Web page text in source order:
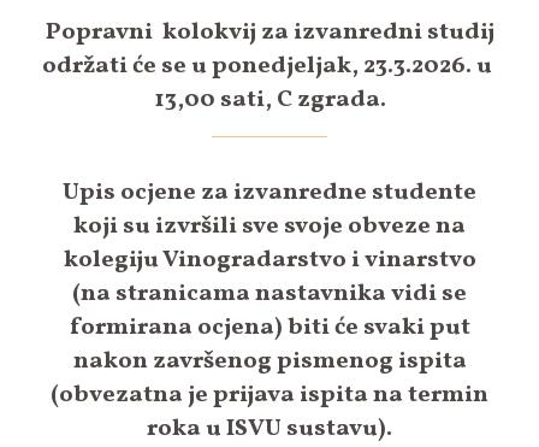
Popravni kolokvij za izvanredni studij
održati će se u ponedjeljak, 23.3.2026. u
13,00 sati, C zgrada.
Upis ocjene za izvanredne studente
koji su izvršili sve svoje obveze na
kolegiju Vinogradarstvo i vinarstvo
(na stranicama nastavnika vidi se
formirana ocjena) biti će svaki put
nakon završenog pismenog ispita
(obvezatna je prijava ispita na termin
roka u ISVU sustavu).